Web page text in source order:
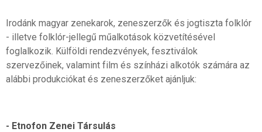
Irodánk magyar zenekarok, zeneszerzők és jogtiszta folklór
- illetve folklór-jellegű műalkotások közvetítésével
foglalkozik. Külföldi rendezvények, fesztiválok
szervezőinek, valamint film és színházi alkotók számára az
alábbi produkciókat és zeneszerzőket ajánljuk:
- Etnofon Zenei Társulás